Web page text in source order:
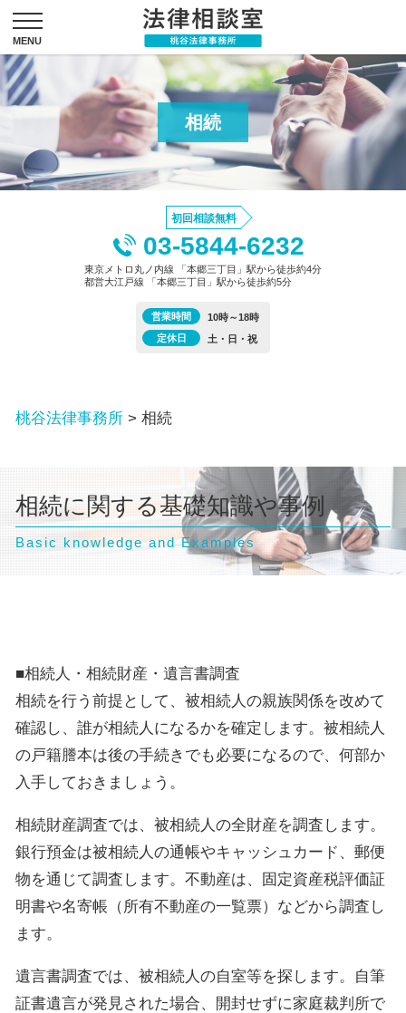
相続
初回相談無料
03-5844-6232
東京メトロ丸ノ内線 「本郷三丁目」駅から徒歩約4分
都営大江戸線 「本郷三丁目」駅から徒歩約5分
営業時間
10時～18時
定休日
土・日・祝
桃谷法律事務所 > 相続
相続に関する基礎知識や事例
Basic knowledge and Examples
■相続人・相続財産・遺言書調査
相続を行う前提として、被相続人の親族関係を改めて
確認し、誰が相続人になるかを確定します。被相続人
の戸籍謄本は後の手続きでも必要になるので、何部か
入手しておきましょう。
相続財産調査では、被相続人の全財産を調査します。
銀行預金は被相続人の通帳やキャッシュカード、郵便
物を通じて調査します。不動産は、固定資産税評価証
明書や名寄帳（所有不動産の一覧票）などから調査し
ます。
遺言書調査では、被相続人の自室等を探します。自筆
証書遺言が発見された場合、開封せずに家庭裁判所で